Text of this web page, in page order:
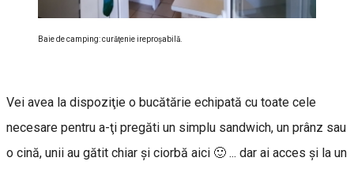
Baie de camping: curăţenie ireproşabilă.
Vei avea la dispoziţie o bucătărie echipată cu toate cele
necesare pentru a-ţi pregăti un simplu sandwich, un prânz sau
o cină, unii au gătit chiar şi ciorbă aici 🙂 ... dar ai acces şi la un